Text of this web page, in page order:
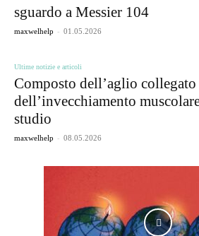
sguardo a Messier 104
maxwelhelp - 01.05.2026
Ultime notizie e articoli
Composto dell’aglio
dell’invecchiamento
studio
maxwelhelp - 08.05.2026